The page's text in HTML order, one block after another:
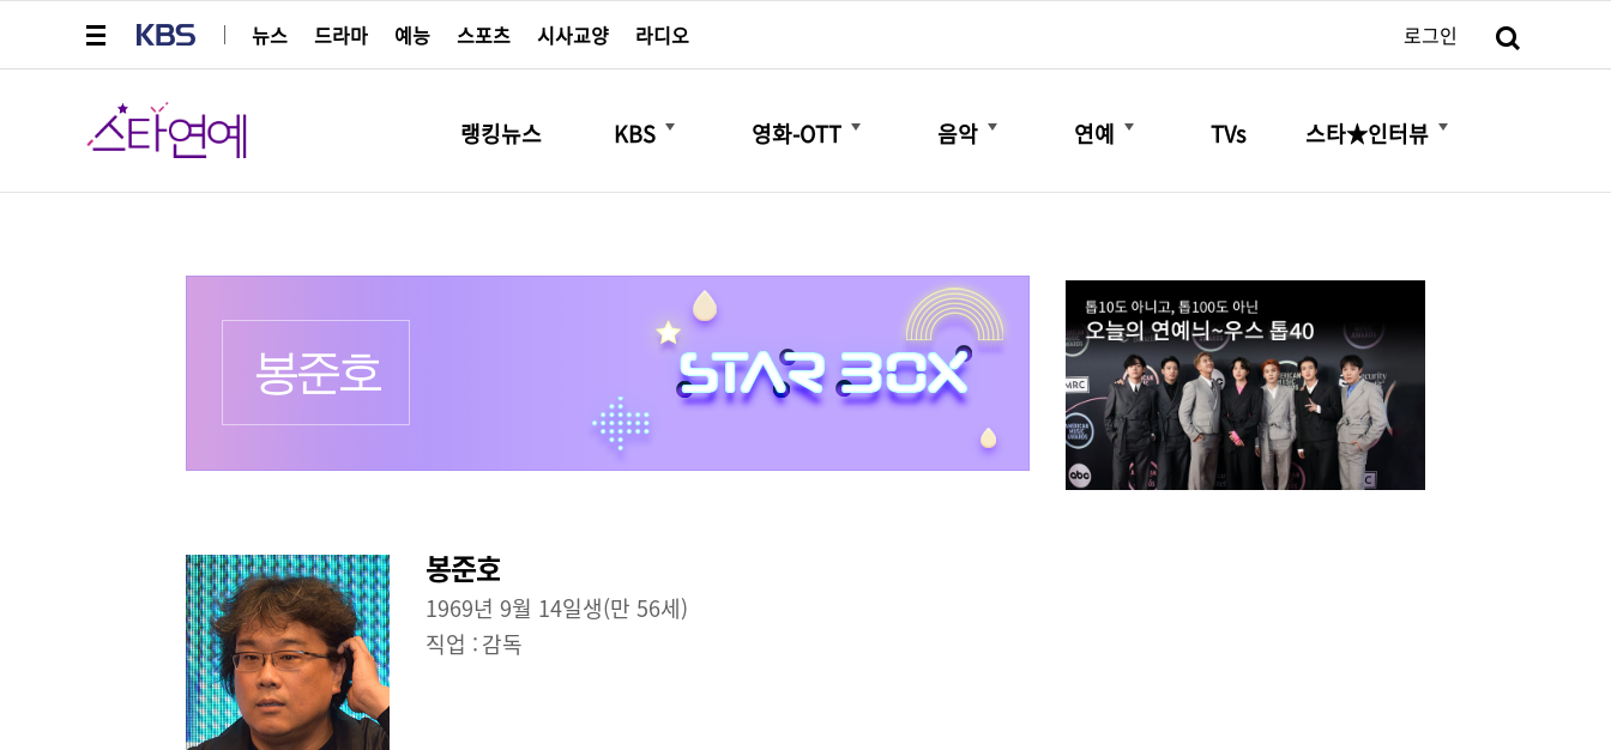
뉴스
드라마 예능 스포츠 시사교양 라디오 로그인
스타연예
랭킹뉴스 KBS
더보기
영화-OTT
더보기
음악
더보기
연예
더보기
TVs 스타★인터뷰
더보기
봉준호
프로필
봉준호
출생 :
1969년 9월 14일생(만 56세)
직업 :감독
더보기